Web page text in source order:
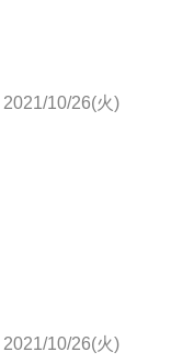
2021/10/26(火)
2021/10/26(火)